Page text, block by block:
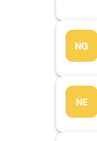
NG
NE